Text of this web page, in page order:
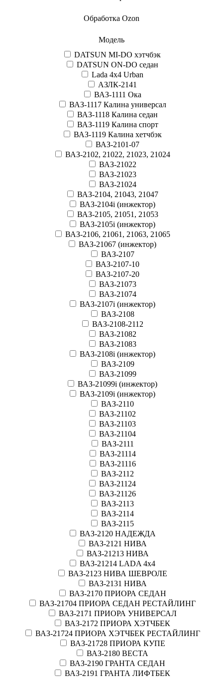
Обработка Ozon
Модель
DATSUN MI-DO хэтчбэк
DATSUN ON-DO седан
Lada 4x4 Urban
АЗЛК-2141
ВАЗ-1111 Ока
ВАЗ-1117 Калина универсал
ВАЗ-1118 Калина седан
ВАЗ-1119 Калина спорт
ВАЗ-1119 Калина хетчбэк
ВАЗ-2101-07
ВАЗ-2102, 21022, 21023, 21024
ВАЗ-21022
ВАЗ-21023
ВАЗ-21024
ВАЗ-2104, 21043, 21047
ВАЗ-2104i (инжектор)
ВАЗ-2105, 21051, 21053
ВАЗ-2105i (инжектор)
ВАЗ-2106, 21061, 21063, 21065
ВАЗ-21067 (инжектор)
ВАЗ-2107
ВАЗ-2107-10
ВАЗ-2107-20
ВАЗ-21073
ВАЗ-21074
ВАЗ-2107i (инжектор)
ВАЗ-2108
ВАЗ-2108-2112
ВАЗ-21082
ВАЗ-21083
ВАЗ-2108i (инжектор)
ВАЗ-2109
ВАЗ-21099
ВАЗ-21099i (инжектор)
ВАЗ-2109i (инжектор)
ВАЗ-2110
ВАЗ-21102
ВАЗ-21103
ВАЗ-21104
ВАЗ-2111
ВАЗ-21114
ВАЗ-21116
ВАЗ-2112
ВАЗ-21124
ВАЗ-21126
ВАЗ-2113
ВАЗ-2114
ВАЗ-2115
ВАЗ-2120 НАДЕЖДА
ВАЗ-2121 НИВА
ВАЗ-21213 НИВА
ВАЗ-21214 LADA 4х4
ВАЗ-2123 НИВА ШЕВРОЛЕ
ВАЗ-2131 НИВА
ВАЗ-2170 ПРИОРА СЕДАН
ВАЗ-21704 ПРИОРА СЕДАН РЕСТАЙЛИНГ
ВАЗ-2171 ПРИОРА УНИВЕРСАЛ
ВАЗ-2172 ПРИОРА ХЭТЧБЕК
ВАЗ-21724 ПРИОРА ХЭТЧБЕК РЕСТАЙЛИНГ
ВАЗ-21728 ПРИОРА КУПЕ
ВАЗ-2180 ВЕСТА
ВАЗ-2190 ГРАНТА СЕДАН
ВАЗ-2191 ГРАНТА ЛИФТБЕК